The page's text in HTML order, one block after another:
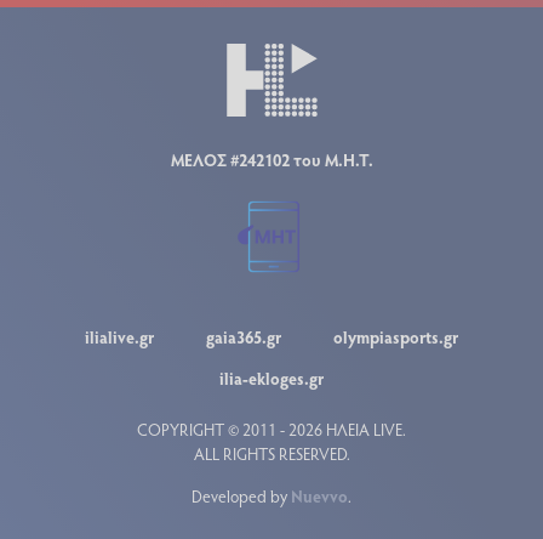
ΜΕΛΟΣ #242102 του Μ.Η.Τ.
ilialive.gr gaia365.gr
olympiasports.gr
ilia-ekloges.gr
COPYRIGHT © 2011 - 2026 ΗΛΕΙΑ LIVE.
ALL RIGHTS RESERVED.
Developed by Nuevvo.